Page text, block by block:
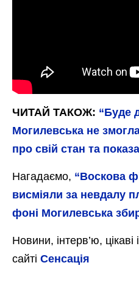
ЧИТАЙ ТАКОЖ: “Буде
Могилевська не
про свій стан та
Нагадаємо, “Воскова
висміяли за невдалу
фоні Могилевська
Новини, інтерв’ю, цікаві
сайті Сенсація